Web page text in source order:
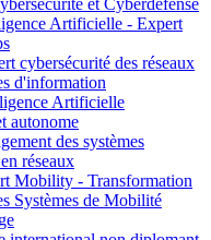
et Cyberdéfense
Artificielle - Expert
cybersécurité des réseaux
d'information
Artificielle
autonome
des systèmes
réseaux
Mobility - Transformation
Systèmes de Mobilité